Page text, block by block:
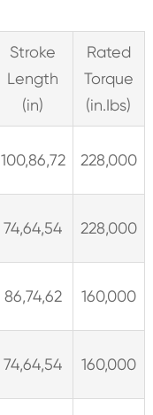
Stroke
Length
(in)
Rated
Torque
(in.Ibs)
100,86,72 228,000
74,64,54 228,000
86,74,62 160,000
74,64,54 160,000